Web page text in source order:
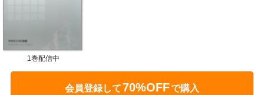
1巻配信中
会員登録して70%OFFで購入